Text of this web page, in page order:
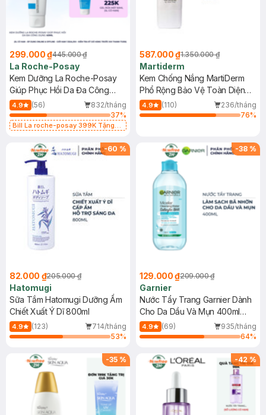
299.000 ₫445.000 ₫
La Roche-Posay
Kem Dưỡng La Roche-Posay
Giúp Phục Hồi Da Đa Công
Dụng 40ml
4.9 (56)
832/tháng
37%
Bill La roche-posay 399K Tặng
(SL có hạn)
587.000 ₫1.350.000 ₫
Martiderm
Kem Chống Nắng MartiDerm
Phổ Rộng Bảo Vệ Toàn Diện
40ml
4.9 (110)
236/tháng
76%
-60 %
82.000 ₫205.000 ₫
Hatomugi
Sữa Tắm Hatomugi Dưỡng Ẩm
Chiết Xuất Ý Dĩ 800ml
4.9 (123)
714/tháng
53%
-38 %
129.000 ₫209.000 ₫
Garnier
Nước Tẩy Trang Garnier Dành
Cho Da Dầu Và Mụn 400ml
(Mới)
4.9 (69)
935/tháng
64%
-35 % -42 %